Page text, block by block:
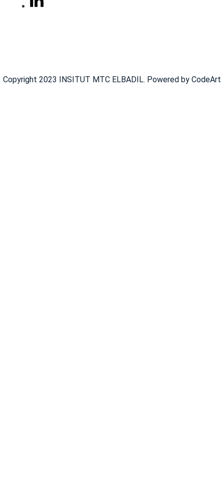
Copyright 2023 INSITUT MTC ELBADIL. Powered by CodeArt